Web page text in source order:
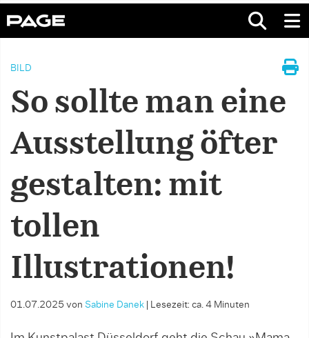
BILD
So sollte man eine
Ausstellung öfter
gestalten: mit
tollen
Illustrationen!
01.07.2025 von Sabine Danek Lesezeit: ca. 4 Minuten